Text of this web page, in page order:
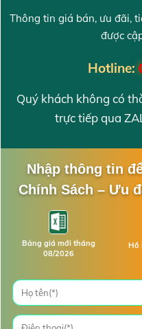
Thông tin giá bán, ưu đãi,
được
Hotline:
Quý khách không có
trực tiếp qua
Nhập thông tin
Chính Sách – Ưu
Bảng giá mới tháng
08/2026
Hồ